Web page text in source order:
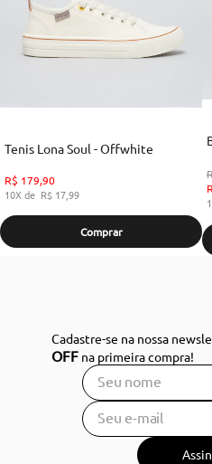
Tenis Lona Soul - Offwhite
R$ 179,90
10
R$ 17,99
Comprar
Cadastre-se na nossa
OFF na primeira compra!